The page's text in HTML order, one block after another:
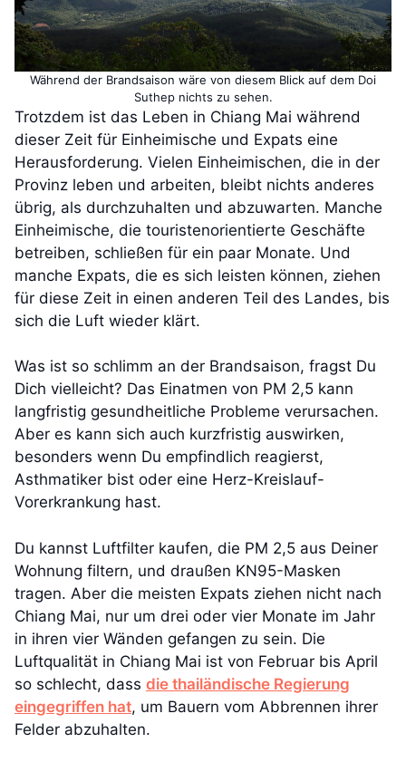
Während der Brandsaison wäre von diesem Blick auf dem Doi
Suthep nichts zu sehen.
Trotzdem ist das Leben in Chiang Mai während
dieser Zeit für Einheimische und Expats eine
Herausforderung. Vielen Einheimischen, die in der
Provinz leben und arbeiten, bleibt nichts anderes
übrig, als durchzuhalten und abzuwarten. Manche
Einheimische, die touristenorientierte Geschäfte
betreiben, schließen für ein paar Monate. Und
manche Expats, die es sich leisten können, ziehen
für diese Zeit in einen anderen Teil des Landes, bis
sich die Luft wieder klärt.
Was ist so schlimm an der Brandsaison, fragst Du
Dich vielleicht? Das Einatmen von PM 2,5 kann
langfristig gesundheitliche Probleme verursachen.
Aber es kann sich auch kurzfristig auswirken,
besonders wenn Du empfindlich reagierst,
Asthmatiker bist oder eine Herz-Kreislauf-
Vorerkrankung hast.
Du kannst Luftfilter kaufen, die PM 2,5 aus Deiner
Wohnung filtern, und draußen KN95-Masken
tragen. Aber die meisten Expats ziehen nicht nach
Chiang Mai, nur um drei oder vier Monate im Jahr
in ihren vier Wänden gefangen zu sein. Die
Luftqualität in Chiang Mai ist von Februar bis April
so schlecht, dass die thailändische Regierung
eingegriffen hat, um Bauern vom Abbrennen ihrer
Felder abzuhalten.